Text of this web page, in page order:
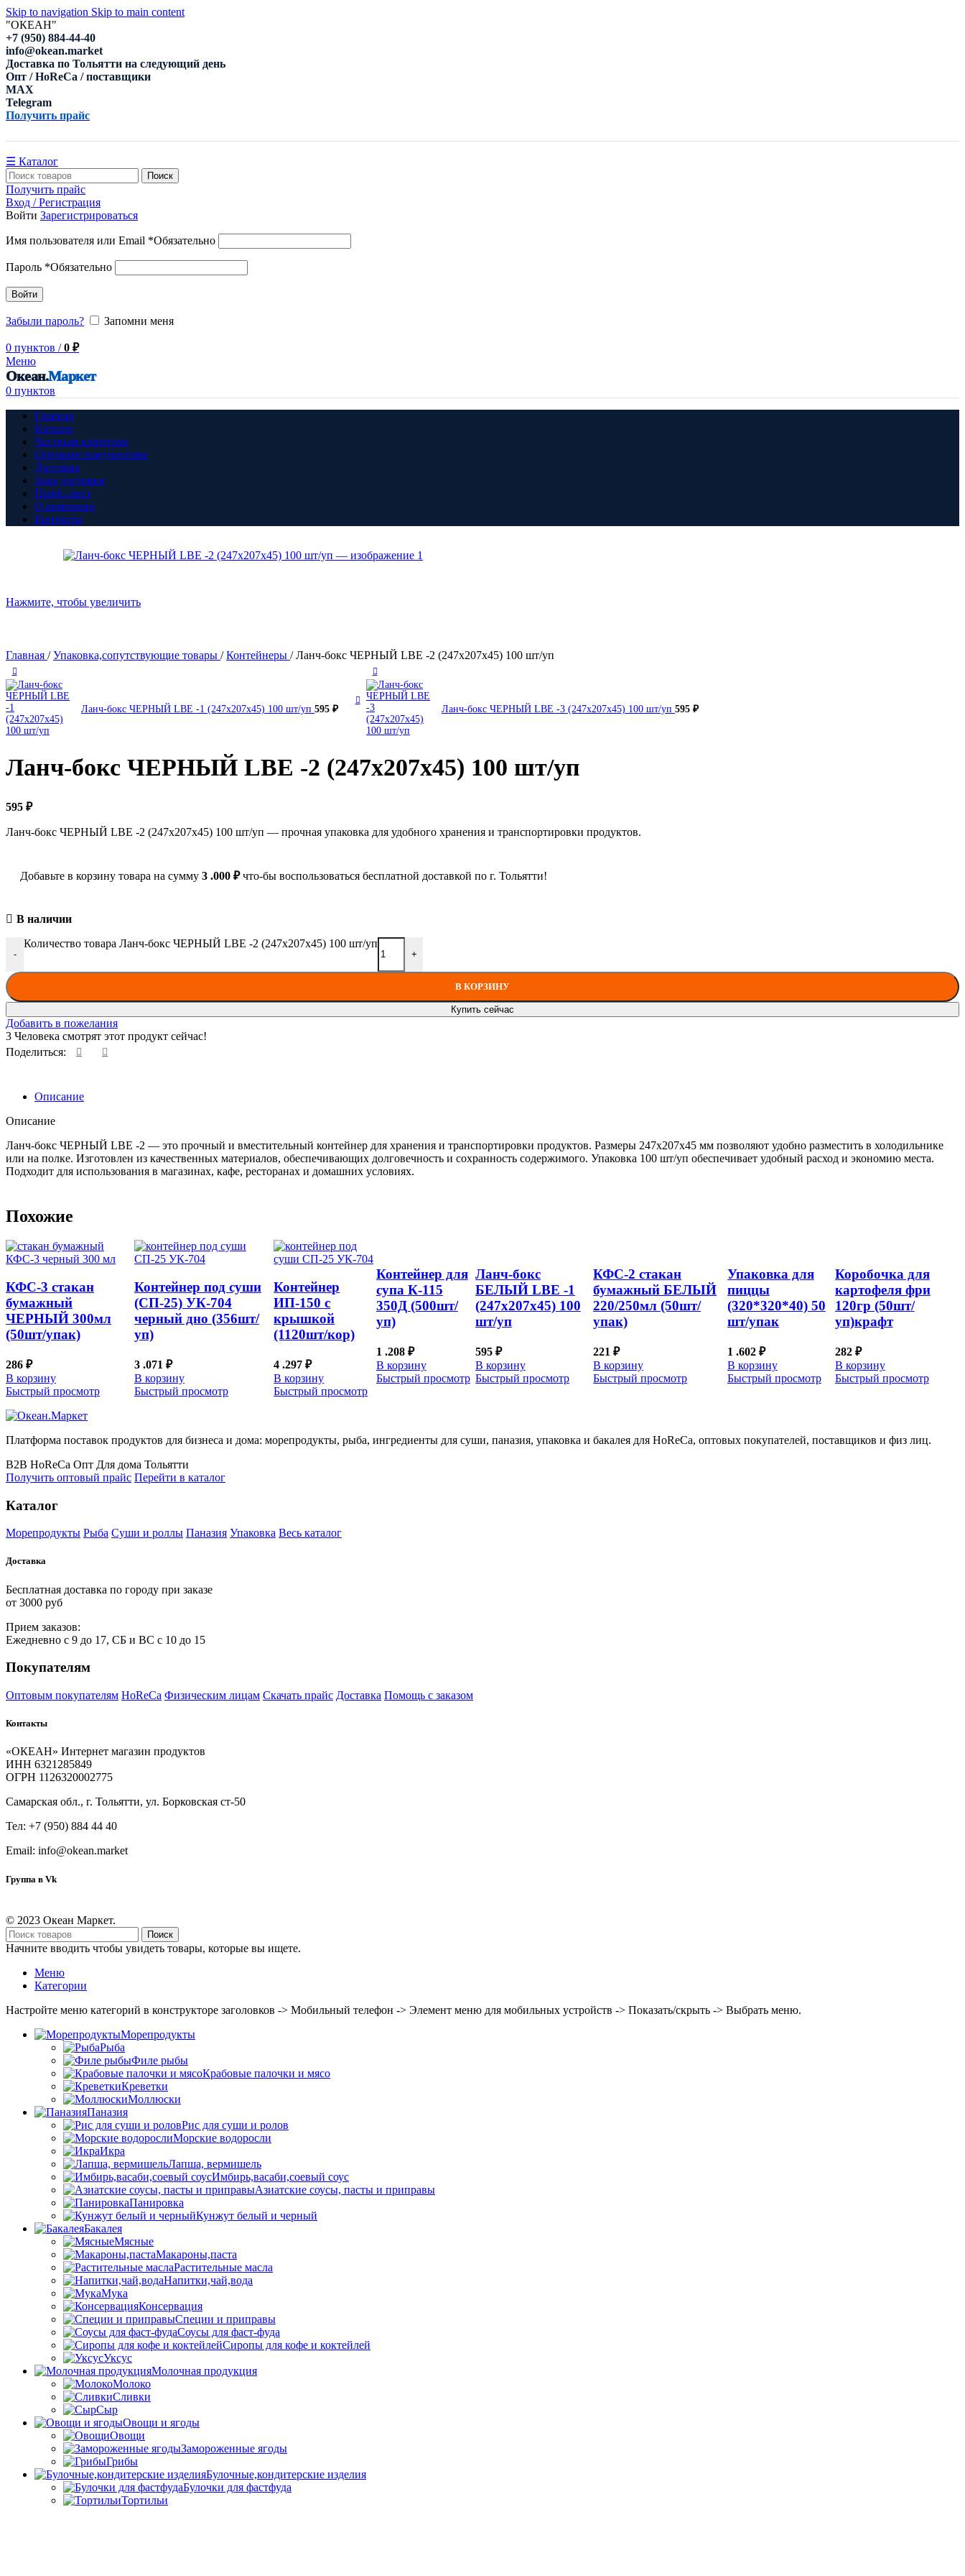
Skip to navigation Skip to main content
"ОКЕАН"
+7 (950) 884-44-40
info@okean.market
Доставка по Тольятти на следующий день
Опт / HoReCa / поставщики
MAX
Telegram
Получить прайс
☰ Каталог
Поиск
Получить прайс
Вход / Регистрация
Войти Зарегистрироваться
Имя пользователя или Email *Обязательно
Пароль *Обязательно
Войти
Забыли пароль? Запомни меня
0 пунктов / 0 ₽
Меню
Океан.Маркет
0 пунктов
Главная
Каталог
Частным клиентам
Оптовым покупателям
Доставка
Зона доставки
Прайс-лист
О компании
Контакты
Нажмите, чтобы увеличить
Главная / Упаковка,сопутствующие товары / Контейнеры / Ланч-бокс ЧЕРНЫЙ LBE -2 (247х207х45) 100 шт/уп
Ланч-бокс ЧЕРНЫЙ LBE -1 (247х207х45) 100 шт/уп 595 ₽ Ланч-бокс ЧЕРНЫЙ LBE -3 (247х207х45) 100 шт/уп 595 ₽
Ланч-бокс ЧЕРНЫЙ LBE -2 (247х207х45) 100 шт/уп
595 ₽
Ланч-бокс ЧЕРНЫЙ LBE -2 (247x207x45) 100 шт/уп — прочная упаковка для удобного хранения и транспортировки продуктов.
Добавьте в корзину товара на сумму 3 .000 ₽что-бы воспользоваться бесплатной доставкой по г. Тольятти!
В наличии
-
Количество товара Ланч-бокс ЧЕРНЫЙ LBE -2 (247х207х45) 100 шт/уп
+
В КОРЗИНУ
Купить сейчас
Добавить в пожелания
3 Человека смотрят этот продукт сейчас!
Поделиться:
Описание
Описание
Ланч-бокс ЧЕРНЫЙ LBE -2 — это прочный и вместительный контейнер для хранения и транспортировки продуктов. Размеры 247x207x45 мм позволяют удобно разместить в холодильнике
или на полке. Изготовлен из качественных материалов, обеспечивающих долговечность и сохранность содержимого. Упаковка 100 шт/уп обеспечивает удобный расход и экономию места.
Подходит для использования в магазинах, кафе, ресторанах и домашних условиях.
Похожие
КФС-3 стакан
бумажный
ЧЕРНЫЙ 300мл
(50шт/упак)
286 ₽
В корзину
Быстрый просмотр
Контейнер под суши
(СП-25) УК-704
черный дно (356шт/
уп)
3 .071 ₽
В корзину
Быстрый просмотр
Контейнер
ИП-150 с
крышкой
(1120шт/кор)
4 .297₽
В корзину
Быстрый просмотр
Контейнер для
супа К-115
350Д (500шт/
уп)
1 .208 ₽
В корзину
Быстрый просмотр
Ланч-бокс
БЕЛЫЙ LBE -1
(247х207х45) 100
шт/уп
595 ₽
В корзину
Быстрый просмотр
КФС-2 стакан
бумажный БЕЛЫЙ
220/250мл (50шт/
упак)
221₽
В корзину
Быстрый просмотр
Упаковка для
пиццы
(320*320*40) 50
шт/упак
1 .602 ₽
В корзину
Быстрый просмотр
Коробочка для
картофеля фри
120гр (50шт/
уп)крафт
282 ₽
В корзину
Быстрый просмотр
Платформа поставок продуктов для бизнеса и дома: морепродукты, рыба, ингредиенты для суши, паназия, упаковка и бакалея для HoReCa, оптовых покупателей, поставщиков и физ лиц.
B2B HoReCa Опт Для дома Тольятти
Получить оптовый прайс Перейти в каталог
Каталог
Морепродукты Рыба Суши и роллы Паназия Упаковка Весь каталог
Доставка
Бесплатная доставка по городу при заказе
от 3000 руб
Прием заказов:
Ежедневно с 9 до 17, СБ и ВС с 10 до 15
Покупателям
Оптовым покупателям HoReCa Физическим лицам Скачать прайс Доставка Помощь с заказом
Контакты
«ОКЕАН» Интернет магазин продуктов
ИНН 6321285849
ОГРН 1126320002775
Самарская обл., г. Тольятти, ул. Борковская ст-50
Тел: +7 (950) 884 44 40
Email: info@okean.market
Группа в Vk
© 2023 Океан Маркет.
Поиск
Начните вводить чтобы увидеть товары, которые вы ищете.
Меню
Категории
Настройте меню категорий в конструкторе заголовков -> Мобильный телефон -> Элемент меню для мобильных устройств -> Показать/скрыть -> Выбрать меню.
Морепродукты
Рыба
Филе рыбы
Крабовые палочки и мясо
Креветки
Моллюски
Паназия
Рис для суши и ролов
Морские водоросли
Икра
Лапша, вермишель
Имбирь,васаби,соевый соус
Азиатские соусы, пасты и приправы
Панировка
Кунжут белый и черный
Бакалея
Мясные
Макароны,паста
Растительные масла
Напитки,чай,вода
Мука
Консервация
Специи и приправы
Соусы для фаст-фуда
Сиропы для кофе и коктейлей
Уксус
Молочная продукция
Молоко
Сливки
Сыр
Овощи и ягоды
Овощи
Замороженные ягоды
Грибы
Булочные,кондитерские изделия
Булочки для фастфуда
Тортильи